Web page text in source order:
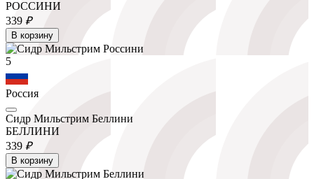
РОССИНИ
339 ₽
В корзину
5
Россия
Сидр Мильстрим Беллини
БЕЛЛИНИ
339 ₽
В корзину